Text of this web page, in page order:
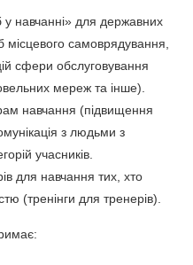
навчанні» для державних
місцевого самоврядування,
сфери обслуговування
мереж та інше).
навчання (підвищення
з людьми з
учасників.
для навчання тих, хто
(тренінги для тренерів).